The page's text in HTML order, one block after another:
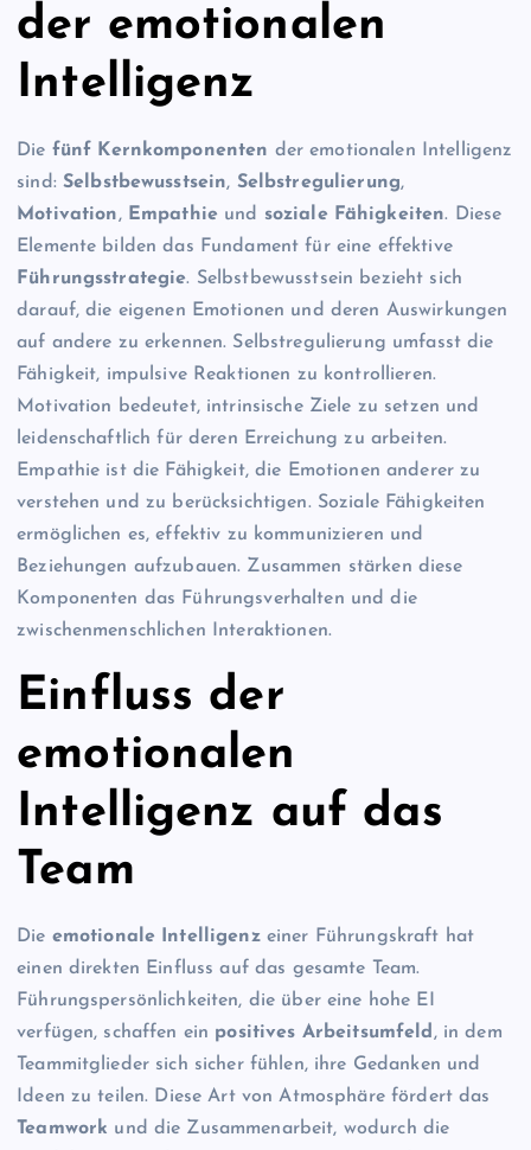
der emotionalen
Intelligenz
Die fünf Kernkomponenten der emotionalen Intelligenz
sind: Selbstbewusstsein, Selbstregulierung,
Motivation, Empathieund soziale Fähigkeiten. Diese
Elemente bilden das Fundament für eine effektive
Führungsstrategie. Selbstbewusstsein bezieht sich
darauf, die eigenen Emotionen und deren Auswirkungen
auf andere zu erkennen. Selbstregulierung umfasst die
Fähigkeit, impulsive Reaktionen zu kontrollieren.
Motivation bedeutet, intrinsische Ziele zu setzen und
leidenschaftlich für deren Erreichung zu arbeiten.
Empathie ist die Fähigkeit, die Emotionen anderer zu
verstehen und zu berücksichtigen. Soziale Fähigkeiten
ermöglichen es, effektiv zu kommunizieren und
Beziehungen aufzubauen. Zusammen stärken diese
Komponenten das Führungsverhalten und die
zwischenmenschlichen Interaktionen.
Einfluss der
emotionalen
Intelligenz auf das
Team
Die emotionale Intelligenzeiner Führungskraft hat
einen direkten Einfluss auf das gesamte Team.
Führungspersönlichkeiten, die über eine hohe EI
verfügen, schaffen ein positives Arbeitsumfeld , in dem
Teammitglieder sich sicher fühlen, ihre Gedanken und
Ideen zu teilen. Diese Art von Atmosphäre fördert das
Teamwork und die Zusammenarbeit, wodurch die